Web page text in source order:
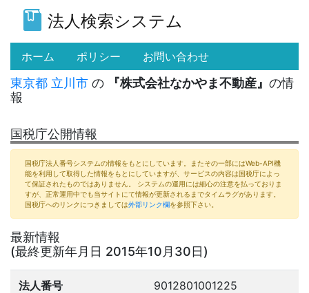
法人検索システム
ホーム (current)
ポリシー お問い合わせ
東京都 立川市 の 『株式会社なかやま不動産』 の情
報
国税庁公開情報
国税庁法人番号システムの情報をもとにしています。またその一部にはWeb-API機
能を利用して取得した情報をもとにしていますが、サービスの内容は国税庁によっ
て保証されたものではありません。 システムの運用には細心の注意を払っておりま
すが、正常運用中でも当サイトにて情報が更新されるまでタイムラグがあります。
国税庁へのリンクにつきましては外部リンク欄を参照下さい。
最新情報
(最終更新年月日 2015年10月30日)
法人番号 9012801001225